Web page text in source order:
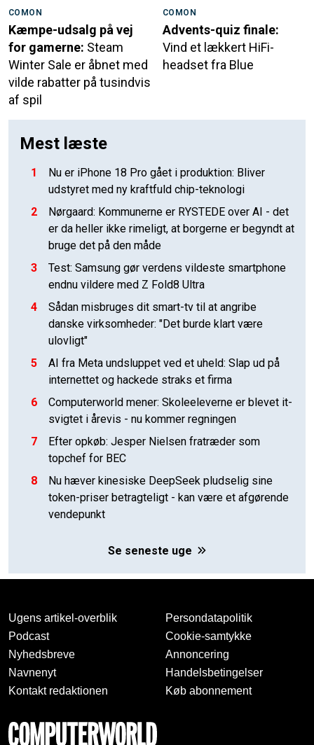
COMON
Kæmpe-udsalg på vej
for gamerne: Steam
Winter Sale er åbnet med
vilde rabatter på tusindvis
af spil
COMON
Advents-quiz finale:
Vind et lækkert HiFi-
headset fra Blue
Mest læste
1
Nu er iPhone 18 Pro gået i produktion: Bliver
udstyret med ny kraftfuld chip-teknologi
2
Nørgaard: Kommunerne er RYSTEDE over AI - det
er da heller ikke rimeligt, at borgerne er begyndt at
bruge det på den måde
3
Test: Samsung gør verdens vildeste smartphone
endnu vildere med Z Fold8 Ultra
4
Sådan misbruges dit smart-tv til at angribe
danske virksomheder: "Det burde klart være
ulovligt"
5
AI fra Meta undsluppet ved et uheld: Slap ud på
internettet og hackede straks et firma
6
Computerworld mener: Skoleeleverne er blevet it-
svigtet i årevis - nu kommer regningen
7
Efter opkøb: Jesper Nielsen fratræder som
topchef for BEC
8
Nu hæver kinesiske DeepSeek pludselig sine
token-priser betragteligt - kan være et afgørende
vendepunkt
Se seneste uge
Ugens artikel-overblik
Podcast
Nyhedsbreve
Navnenyt
Kontakt redaktionen
Persondatapolitik
Cookie-samtykke
Annoncering
Handelsbetingelser
Køb abonnement